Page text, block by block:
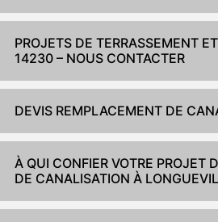
PROJETS DE TERRASSEMENT
14230 – NOUS CONTACTER
DEVIS REMPLACEMENT DE
À QUI CONFIER VOTRE PROJET
DE CANALISATION À